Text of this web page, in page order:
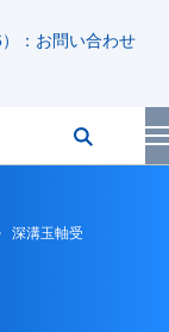
：お問い合わせ
深溝玉軸受